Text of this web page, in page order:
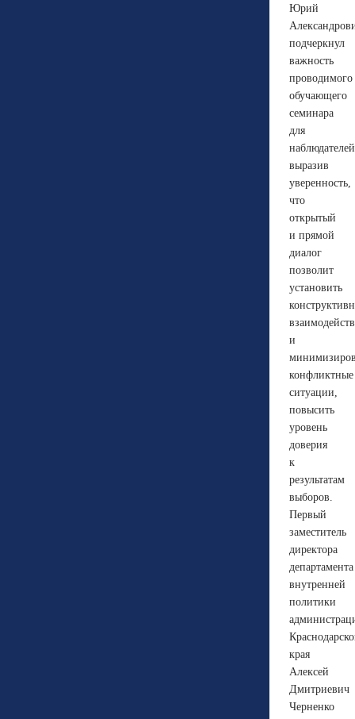
Юрий
подчеркнул
важность
проводимого
обучающего
семинара
для
выразив
уверенность,
что
открытый
и прямой
диалог
позволит
установить
и
конфликтные
ситуации,
повысить
уровень
доверия
к
результатам
выборов.
Первый
заместитель
директора
департамента
внутренней
политики
края
Алексей
Дмитриевич
Черненко